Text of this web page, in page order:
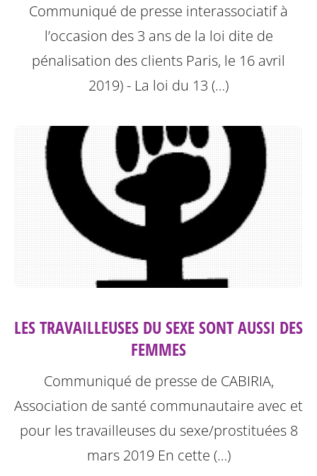
Communiqué de presse interassociatif à
l’occasion des 3 ans de la loi dite de
pénalisation des clients Paris, le 16 avril
2019) - La loi du 13 (…)
LES TRAVAILLEUSES DU SEXE SONT AUSSI DES
FEMMES
Communiqué de presse de CABIRIA,
Association de santé communautaire avec et
pour les travailleuses du sexe/prostituées 8
mars 2019 En cette (…)